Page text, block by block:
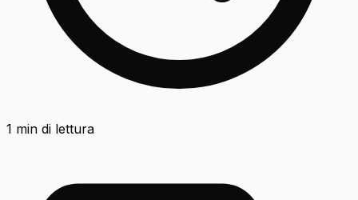
1 min di lettura